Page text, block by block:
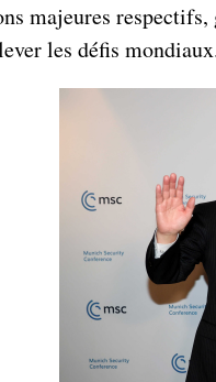
majeures
les défis